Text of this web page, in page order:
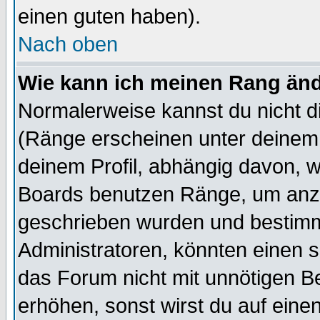
einen guten haben).
Nach oben
Wie kann ich meinen Rang
Normalerweise kannst du nicht
(Ränge erscheinen unter
deinem Profil, abhängig davon,
Boards benutzen Ränge, um
geschrieben wurden und
Administratoren, könnten einen
das Forum nicht mit unnötigen
erhöhen, sonst wirst du auf